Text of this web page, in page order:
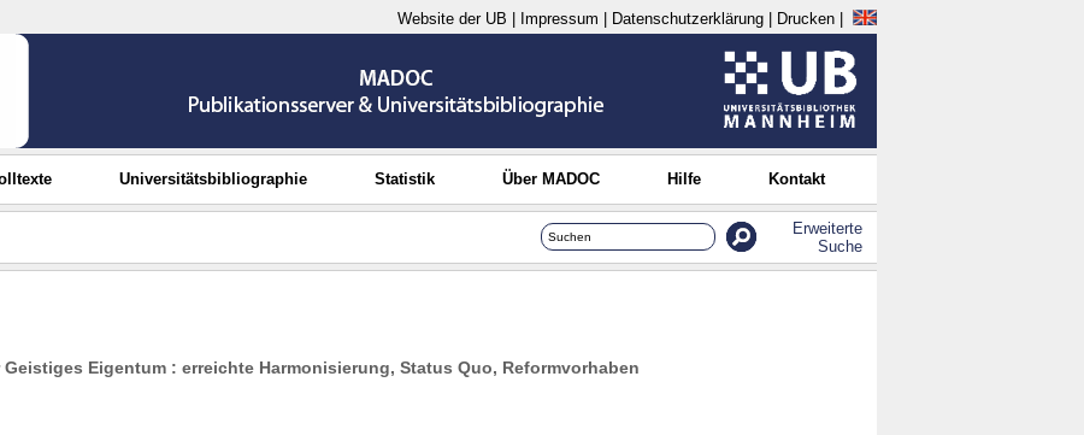
Website der UB Impressum Datenschutzerklärung Drucken
Universitätsbibliographie Statistik Über MADOC Hilfe Kontakt
Erweiterte
Suche
Eigentum : erreichte Harmonisierung, Status Quo, Reformvorhaben